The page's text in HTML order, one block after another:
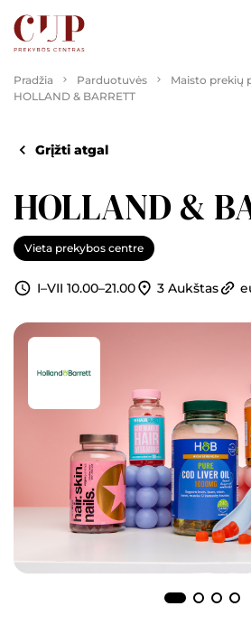
Pradžia Parduotuvės
Maisto prekių
HOLLAND & BARRETT
Grįžti atgal
HOLLAND &
Vieta prekybos centre
I–VII 10.00–21.00 3 Aukštas